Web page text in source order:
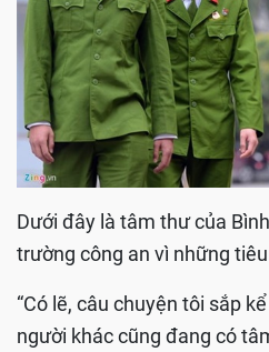
Dưới đây là tâm thư của
trường công an vì những
“Có lẽ, câu chuyện tôi sắp
người khác cũng đang có